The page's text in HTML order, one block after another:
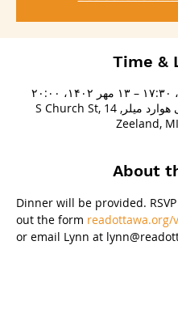
Time &
مرکز اجتماعی هوارد میلر, 14 S Church St,
Zeeland,
About
Dinner will be provided.
out the form readottawa.org/
or email Lynn at